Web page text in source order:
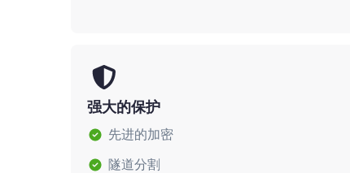
强大的保护
先进的加密
隧道分割